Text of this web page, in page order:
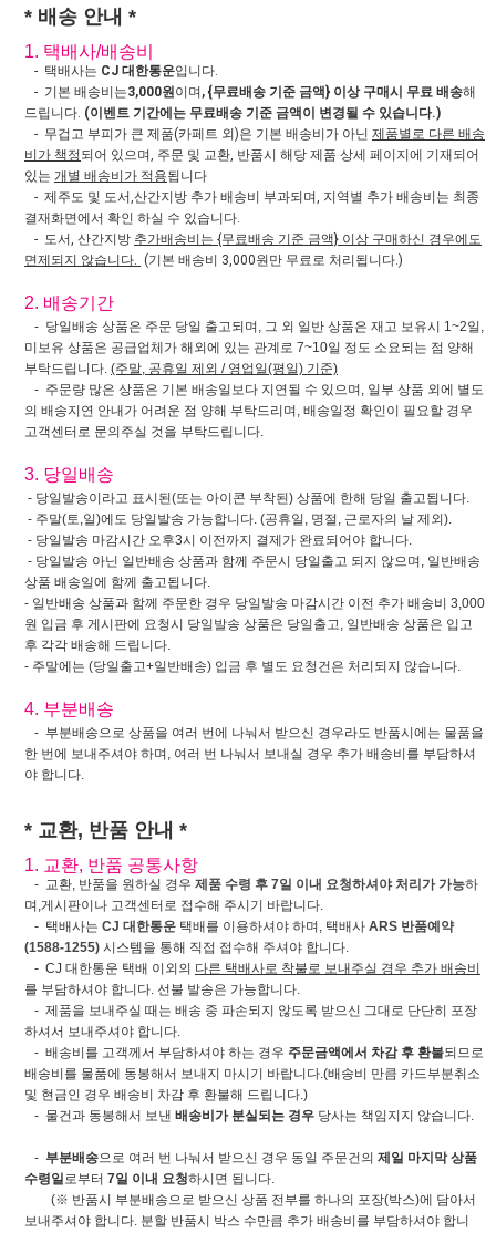
* 배송 안내 *
1. 택배사/배송비
- 택배사는 CJ 대한통운입니다.
- 기본 배송비는3,000원이며 , {무료배송 기준 금액} 이상 구매시 무료 배송해
드립니다. (이벤트 기간에는 무료배송 기준 금액이 변경될 수 있습니다.)
- 무겁고 부피가 큰 제품(카페트 외)은 기본 배송비가 아닌 제품별로 다른 배송
비가 책정되어 있으며, 주문 및 교환, 반품시 해당 제품 상세 페이지에 기재되어
있는 개별 배송비가 적용됩니다
- 제주도 및 도서,산간지방 추가 배송비 부과되며, 지역별 추가 배송비는 최종
결재화면에서 확인 하실 수 있습니다.
- 도서, 산간지방 추가배송비는 {무료배송 기준 금액} 이상 구매하신 경우에도
면제되지 않습니다. (기본 배송비 3,000원만 무료로 처리됩니다.)
2. 배송기간
- 당일배송 상품은 주문 당일 출고되며, 그 외 일반 상품은 재고 보유시 1~2일,
미보유 상품은 공급업체가 해외에 있는 관계로 7~10일 정도 소요되는 점 양해
부탁드립니다. (주말, 공휴일 제외 / 영업일(평일) 기준)
- 주문량 많은 상품은 기본 배송일보다 지연될 수 있으며, 일부 상품 외에 별도
의 배송지연 안내가 어려운 점 양해 부탁드리며, 배송일정 확인이 필요할 경우
고객센터로 문의주실 것을 부탁드립니다.
3. 당일배송
- 당일발송이라고 표시된(또는 아이콘 부착된) 상품에 한해 당일 출고됩니다.
- 주말(토,일)에도 당일발송 가능합니다. (공휴일, 명절, 근로자의 날 제외).
- 당일발송 마감시간 오후3시 이전까지 결제가 완료되어야 합니다.
- 당일발송 아닌 일반배송 상품과 함께 주문시 당일출고 되지 않으며, 일반배송
상품 배송일에 함께 출고됩니다.
- 일반배송 상품과 함께 주문한 경우 당일발송 마감시간 이전 추가 배송비 3,000
원 입금 후 게시판에 요청시 당일발송 상품은 당일출고, 일반배송 상품은 입고
후 각각 배송해 드립니다.
- 주말에는 (당일출고+일반배송) 입금 후 별도 요청건은 처리되지 않습니다.
4. 부분배송
- 부분배송으로 상품을 여러 번에 나눠서 받으신 경우라도 반품시에는 물품을
한 번에 보내주셔야 하며, 여러 번 나눠서 보내실 경우 추가 배송비를 부담하셔
야 합니다.
* 교환, 반품 안내 *
1. 교환, 반품 공통사항
- 교환, 반품을 원하실 경우 제품 수령 후 7일 이내 요청하셔야 처리가 가능하
며,게시판이나 고객센터로 접수해 주시기 바랍니다.
- 택배사는 CJ 대한통운 택배를 이용하셔야 하며, 택배사 ARS 반품예약
(1588-1255) 시스템을 통해 직접 접수해 주셔야 합니다.
- CJ 대한통운 택배 이외의 다른 택배사로 착불로 보내주실 경우 추가 배송비
를 부담하셔야 합니다. 선불 발송은 가능합니다.
- 제품을 보내주실 때는 배송 중 파손되지 않도록 받으신 그대로 단단히 포장
하셔서 보내주셔야 합니다.
- 배송비를 고객께서 부담하셔야 하는 경우 주문금액에서 차감 후 환불되므로
배송비를 물품에 동봉해서 보내지 마시기 바랍니다.(배송비 만큼 카드부분취소
및 현금인 경우 배송비 차감 후 환불해 드립니다.)
- 물건과 동봉해서 보낸 배송비가 분실되는 경우 당사는 책임지지 않습니다.
- 부분배송으로 여러 번 나눠서 받으신 경우 동일 주문건의 제일 마지막 상품
수령일로부터 7일 이내 요청하시면 됩니다.
(※ 반품시 부분배송으로 받으신 상품 전부를 하나의 포장(박스)에 담아서
보내주셔야 합니다. 분할 반품시 박스 수만큼 추가 배송비를 부담하셔야 합니